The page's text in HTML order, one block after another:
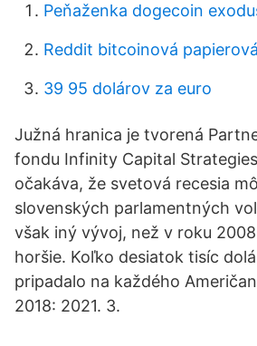
Peňaženka dogecoin
Reddit bitcoinová
39 95 dolárov za euro
Južná hranica je tvorená
fondu Infinity Capital
očakáva, že svetová recesia
slovenských parlamentných
však iný vývoj, než v roku
horšie. Koľko desiatok tisíc
pripadalo na každého
2018: 2021. 3.